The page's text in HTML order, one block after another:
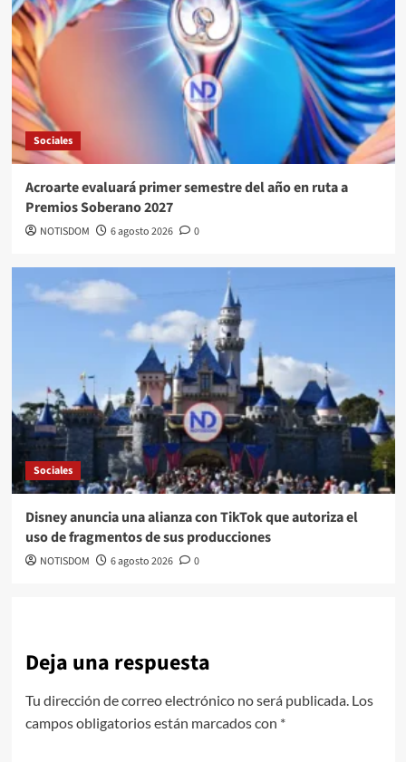
Sociales
Acroarte evaluará primer semestre del año en ruta a
Premios Soberano 2027
NOTISDOM 6 agosto 2026 0
Sociales
Disney anuncia una alianza con TikTok que autoriza el
uso de fragmentos de sus producciones
NOTISDOM 6 agosto 2026 0
Deja una respuesta
Tu dirección de correo electrónico no será publicada. Los
campos obligatorios están marcados con *